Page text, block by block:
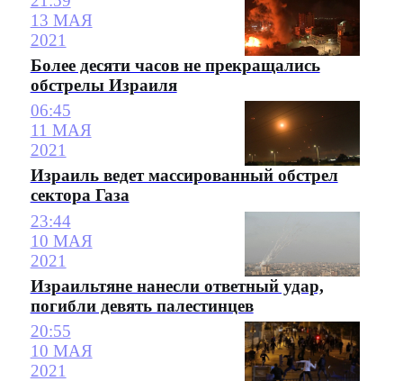
13 МАЯ
2021
Более десяти часов не прекращались
обстрелы Израиля
06:45
11 МАЯ
2021
Израиль ведет массированный обстрел
сектора Газа
23:44
10 МАЯ
2021
Израильтяне нанесли ответный удар,
погибли девять палестинцев
20:55
10 МАЯ
2021